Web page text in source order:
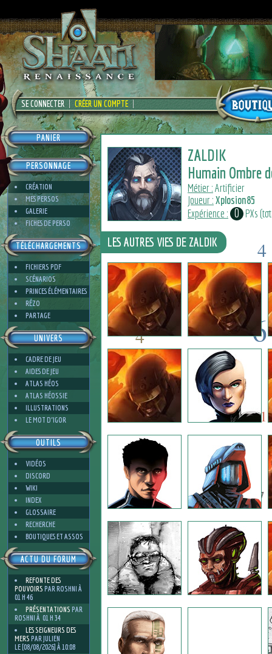
SE CONNECTER CRÉER UN COMPTE
PANIER
PERSONNAGE
CRÉATION
MES PERSOS
GALERIE
FICHES DE PERSO
TÉLÉCHARGEMENTS
FICHIERS PDF
SCÉNARIOS
PRINCES ÉLÉMENTAIRES
RÉZO
PARTAGE
UNIVERS
CADRE DE JEU
AIDES DE JEU
ATLAS HÉOS
ATLAS HÉOSSIE
ILLUSTRATIONS
LE MOT D'IGOR
OUTILS
VIDÉOS
DISCORD
WIKI
INDEX
GLOSSAIRE
RECHERCHE
BOUTIQUES ET ASSOS
ACTU DU FORUM
REFONTE DES
POUVOIRS PAR ROSHNI À
01 H 46
PRÉSENTATIONS PAR
ROSHNI À 01 H 34
LES SEIGNEURS DES
MERS PAR JULIEN
LE [08/08/2026] À 10:08
ZALDIK
Humain Ombre
Métier :Artificier
Joueur :Xplosion85
Expérience : 0 PXs
6
11
6
11
7
5
4
2
4
LES AUTRES VIES DE ZALDIK